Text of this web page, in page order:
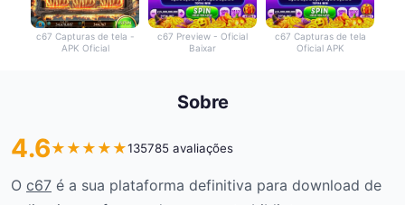
c67 Capturas de tela -
APK Oficial
c67 Preview - Oficial
Baixar
c67 Capturas de tela
Oficial APK
Sobre
4.6★ ★ ★ ★ ★135785 avaliações
O c67 é a sua plataforma definitiva para download de